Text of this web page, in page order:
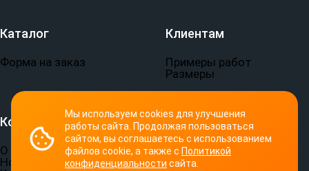
Мы используем cookies для улучшения
работы сайта. Продолжая пользоваться
сайтом, вы соглашаетесь с использованием
файлов cookie, а также с Политикой
конфиденциальности сайта.
Каталог
Форма на заказ
Клиентам
Примеры работ
Размеры
Компания
О компании
Новости
Документы
Пользовательское
соглашение